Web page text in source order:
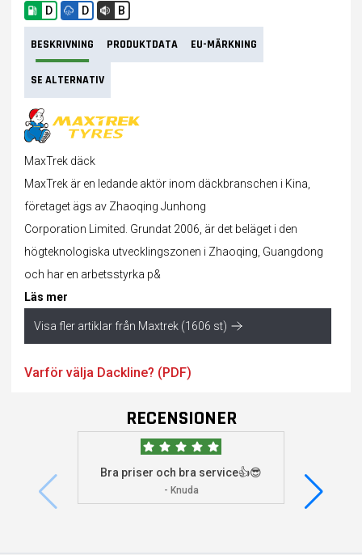
D D B
BESKRIVNING PRODUKTDATA EU-MÄRKNING
SE ALTERNATIV
MaxTrek däck
MaxTrek är en ledande aktör inom däckbranschen i Kina,
företaget ägs av Zhaoqing Junhong
Corporation Limited. Grundat 2006, är det beläget i den
högteknologiska utvecklingszonen i Zhaoqing, Guangdong
och har en arbetsstyrka p&
Läs mer
Visa fler artiklar från Maxtrek (1606 st)
Varför välja Dackline? (PDF)
RECENSIONER
Bra priser och bra service👍😎
- Knuda